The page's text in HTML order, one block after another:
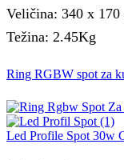
Veličina: 340 x 170
Težina: 2.45Kg
Ring RGBW spot za
Led Profile Spot 30w